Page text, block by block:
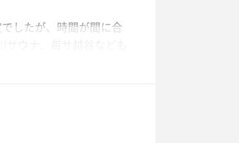
したが、時間が間に合
ウナ、毎サ越谷なども
らない🤣